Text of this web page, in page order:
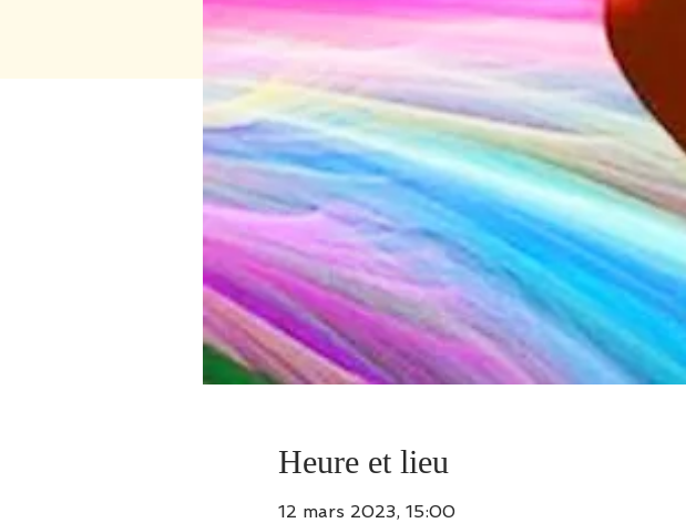
Heure et lieu
12 mars 2023, 15:00